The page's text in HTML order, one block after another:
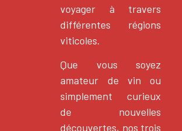
voyager à travers
différentes régions
viticoles.
Que vous soyez
amateur de vin ou
simplement curieux
de nouvelles
découvertes, nos trois